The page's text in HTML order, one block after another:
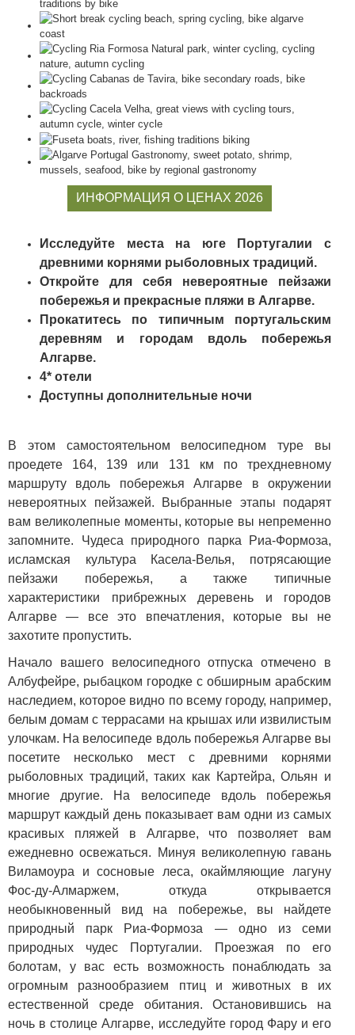
ИНФОРМАЦИЯ О ЦЕНАХ 2026
Исследуйте места на юге Португалии с
древними корнями рыболовных традиций.
Откройте для себя невероятные пейзажи
побережья и прекрасные пляжи в Алгарве.
Прокатитесь по типичным португальским
деревням и городам вдоль побережья
Алгарве.
4* отели
Доступны дополнительные ночи
В этом самостоятельном велосипедном туре вы
проедете 164, 139 или 131 км по трехдневному
маршруту вдоль побережья Алгарве в окружении
невероятных пейзажей. Выбранные этапы подарят
вам великолепные моменты, которые вы непременно
запомните. Чудеса природного парка Риа-Формоза,
исламская культура Касела-Велья, потрясающие
пейзажи побережья, а также типичные
характеристики прибрежных деревень и городов
Алгарве — все это впечатления, которые вы не
захотите пропустить.
Начало вашего велосипедного отпуска отмечено в
Албуфейре, рыбацком городке с обширным арабским
наследием, которое видно по всему городу, например,
белым домам с террасами на крышах или извилистым
улочкам. На велосипеде вдоль побережья Алгарве вы
посетите несколько мест с древними корнями
рыболовных традиций, таких как Картейра, Ольян и
многие другие. На велосипеде вдоль побережья
маршрут каждый день показывает вам одни из самых
красивых пляжей в Алгарве, что позволяет вам
ежедневно освежаться. Минуя великолепную гавань
Виламоура и сосновые леса, окаймляющие лагуну
Фос-ду-Алмаржем, откуда открывается
необыкновенный вид на побережье, вы найдете
природный парк Риа-Формоза — одно из семи
природных чудес Португалии. Проезжая по его
болотам, у вас есть возможность понаблюдать за
огромным разнообразием птиц и животных в их
естественной среде обитания. Остановившись на
ночь в столице Алгарве, исследуйте город Фару и его